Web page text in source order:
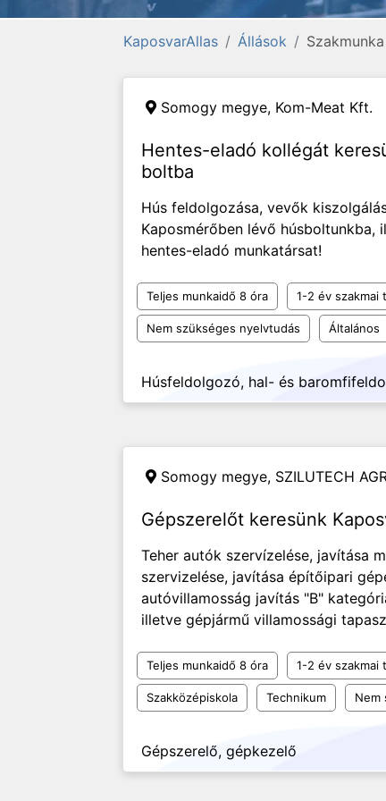
KaposvarAllas Állások Szakmunka
Somogy megye, Kom-Meat Kft.
Hentes-eladó kollégát
boltba
Hús feldolgozása, vevők
Kaposmérőben lévő húsboltunkba,
hentes-eladó munkatársat!
Teljes munkaidő 8 óra 1-2 év szakmai
Nem szükséges nyelvtudás Általános
Húsfeldolgozó, hal- és
Somogy megye, SZILUTECH
Gépszerelőt keresünk
Teher autók szervízelése, javítása
szervizelése, javítása építőipari
autóvillamosság javítás "B"
illetve gépjármű villamossági
Teljes munkaidő 8 óra 1-2 év szakmai
Szakközépiskola Technikum Nem
Gépszerelő, gépkezelő